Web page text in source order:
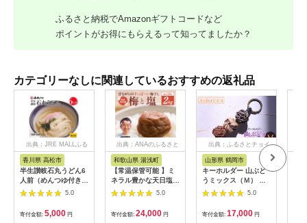
ふるさと納税でAmazonギフトコードなど
ポイントがお得にもらえるって知ってましたか？
カテゴリーなしに関連しているおすすめの返礼品
出典：JRE MALLふる
さと納税
香川県 高松市
半生讃岐石丸うどん6
人前（めんつゆ付き）
麺300g×2袋
5.0
寄付金額: 5,000 円
出典：ANAのふるさと
和歌山県 湯浅町
【常温保管可能 】ミ
ネラル豊かな天日塩だ
けで漬けた無添加梅干
し2kg 梅ボーイズ｜
B201_EP6024
5.0
寄付金額: 24,000 円
出典：ふるさとチョイ
山形県 鶴岡市
キーホルダー 山ぶど
うミックス（Ｍ） 山
形県鶴岡市 アトリエ
かおる | 山葡萄 雑貨
キーホルダー ギフト
贈り物 お取り寄せ 返
5.0
寄付金額: 17,000 円